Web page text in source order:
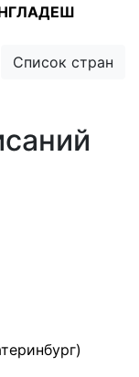
Список стран